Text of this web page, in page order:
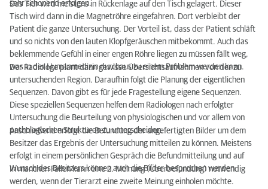
sehr schonend erfolgen.
Das Tier wird meistens in Rückenlage auf den Tisch gelagert. Dieser
Tisch wird dann in die Magnetröhre eingefahren. Dort verbleibt der
Patient die ganze Untersuchung. Der Vorteil ist, dass der Patient schläft
und so nichts von den lauten Klopfgeräuschen mitbekommt. Auch das
beklemmende Gefühl in einer engen Röhre liegen zu müssen fällt weg,
was in der Humanmedizin durchaus zu einem Problem werden kann.
Der Radiologe plant dann gewisse Übersichtsaufnahmen von der zu
untersuchenden Region. Daraufhin folgt die Planung der eigentlichen
Sequenzen. Davon gibt es für jede Fragestellung eigene Sequenzen.
Diese speziellen Sequenzen helfen dem Radiologen nach erfolgter
Untersuchung die Beurteilung von physiologischen und vor allem von
pathologischen Strukturen zu unterscheiden.
Anschließend erfolgt die Befundung der angefertigten Bilder um dem
Besitzer das Ergebnis der Untersuchung mitteilen zu können. Meistens
erfolgt in einem persönlichen Gespräch die Befundmitteilung und auf
Wunsch des Besitzers können auch die Bilder besprochen werden.
In manchen Fällen kann eine 2. Meinung (Überbefundung) notwendig
werden, wenn der Tierarzt eine zweite Meinung einholen möchte.